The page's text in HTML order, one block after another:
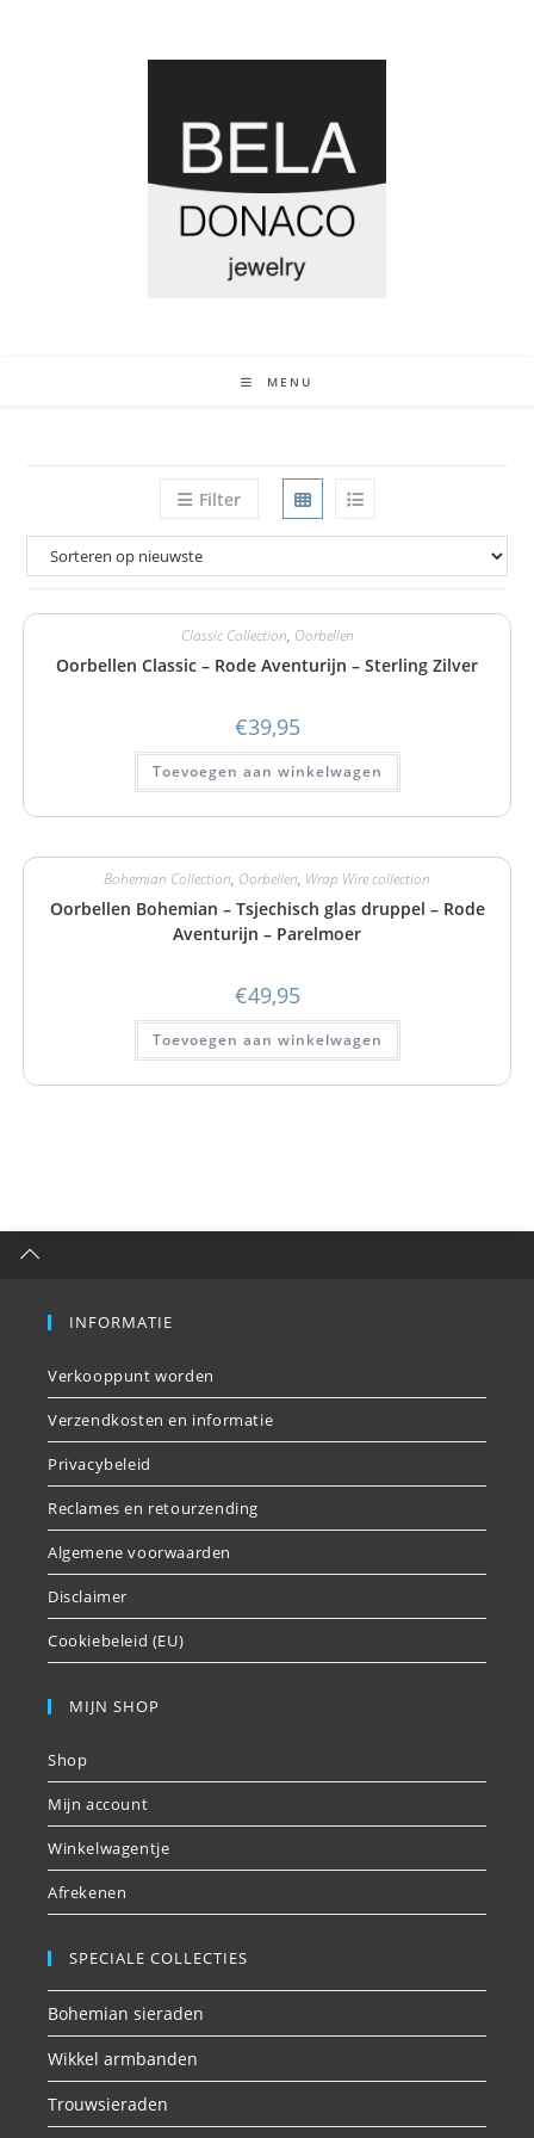
MENU
Filter
Classic Collection, Oorbellen
Oorbellen Classic – Rode Aventurijn – Sterling Zilver
€39,95
Toevoegen aan winkelwagen
Bohemian Collection, Oorbellen, Wrap Wire collection
Oorbellen Bohemian – Tsjechisch glas druppel – Rode
Aventurijn – Parelmoer
€49,95
Toevoegen aan winkelwagen
INFORMATIE
Verkooppunt worden
Verzendkosten en informatie
Privacybeleid
Reclames en retourzending
Algemene voorwaarden
Disclaimer
Cookiebeleid (EU)
MIJN SHOP
Shop
Mijn account
Winkelwagentje
Afrekenen
SPECIALE COLLECTIES
Bohemian sieraden
Wikkel armbanden
Trouwsieraden